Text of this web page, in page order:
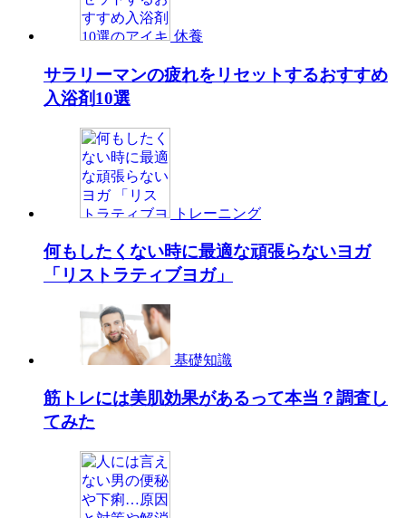
休養
サラリーマンの疲れをリセットするおすすめ
入浴剤10選
トレーニング
何もしたくない時に最適な頑張らないヨガ
「リストラティブヨガ」
基礎知識
筋トレには美肌効果があるって本当？調査し
てみた